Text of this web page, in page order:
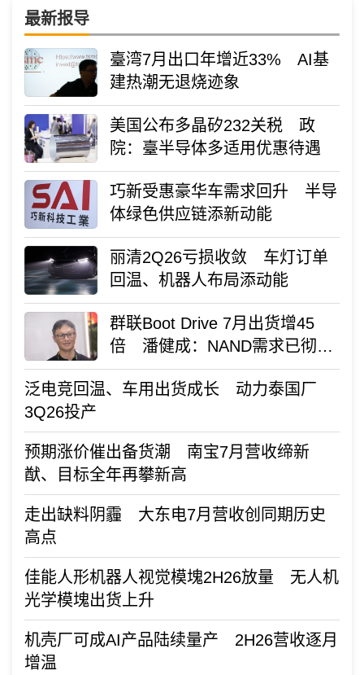
最新报导
臺湾7月出口年增近33% AI基
建热潮无退烧迹象
美国公布多晶矽232关税 政
院：臺半导体多适用优惠待遇
巧新受惠豪华车需求回升 半导
体绿色供应链添新动能
丽清2Q26亏损收敛 车灯订单
回温、机器人布局添动能
群联Boot Drive 7月出货增45
倍 潘健成：NAND需求已彻底
改变
泛电竞回温、车用出货成长 动力泰国厂
3Q26投产
预期涨价催出备货潮 南宝7月营收缔新
猷、目标全年再攀新高
走出缺料阴霾 大东电7月营收创同期历史
高点
佳能人形机器人视觉模塊2H26放量 无人机
光学模塊出货上升
机壳厂可成AI产品陆续量产 2H26营收逐月
增温